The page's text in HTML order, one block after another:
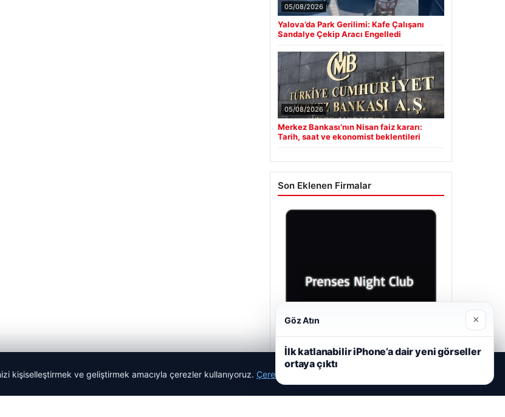
05/08/2026
Yalova’da Park Gerilimi: Kafe Çalışanı
Sandalye Çekip Aracı Engelledi
05/08/2026
Merkez Bankası’nın Nisan faiz kararı:
Tarih, saat ve ekonomist beklentileri
Son Eklenen Firmalar
Prenses Night Club
29/04/2026
kişiselleştirmek ve geliştirmek amacıyla çerezler kullanıyoruz. Çerez Politikamız
Göz Atın ×
İlk katlanabilir iPhone’a dair yeni görseller
ortaya çıktı